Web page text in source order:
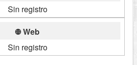
Sin registro
Web
Sin registro